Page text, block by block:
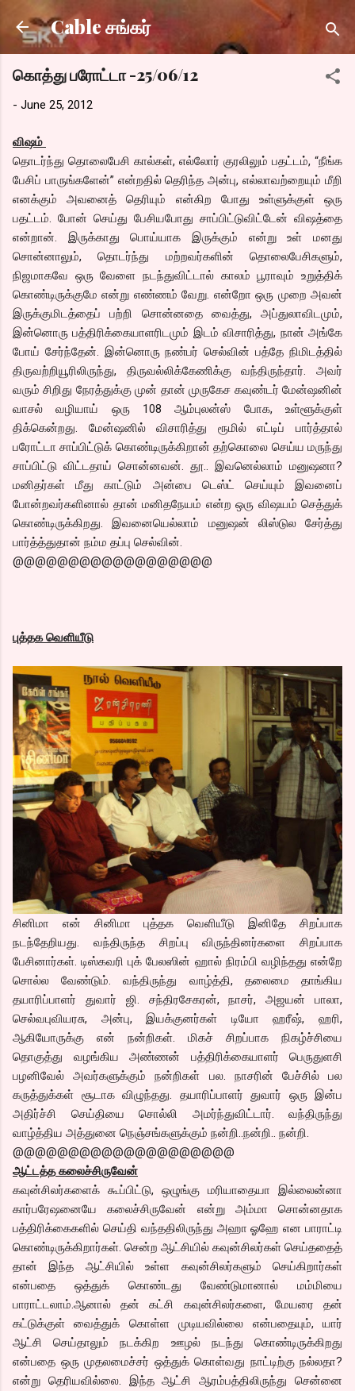
Skip to main content
Cable சங்கர்
கொத்து பரோட்டா -25/06/12
- June 25, 2012
விஷம்
தொடர்ந்து தொலைபேசி கால்கள், எல்லோர் குரலிலும் பதட்டம், “நீங்க
பேசிப் பாருங்களேன்” என்றதில் தெரிந்த அன்பு, எல்லாவற்றையும் மீறி
எனக்கும் அவனைத் தெரியும் என்கிற போது உள்ளுக்குள் ஒரு
பதட்டம். போன் செய்து பேசியபோது சாப்பிட்டுவிட்டேன் விஷத்தை
என்றான். இருக்காது பொய்யாக இருக்கும் என்று உள் மனது
சொன்னாலும், தொடர்ந்து மற்றவர்களின் தொலைபேசிகளும்,
நிஜமாகவே ஒரு வேளை நடந்துவிட்டால் காலம் பூராவும் உறுத்திக்
கொண்டிருக்குமே என்று எண்ணம் வேறு. என்றோ ஒரு முறை அவன்
இருக்குமிடத்தைப் பற்றி சொன்னதை வைத்து, அப்துலாவிடமும்,
இன்னொரு பத்திரிக்கையாளரிடமும் இடம் விசாரித்து, நான் அங்கே
போய் சேர்ந்தேன். இன்னொரு நண்பர் செல்வின் பத்தே நிமிடத்தில்
திருவற்றியூரிலிருந்து, திருவல்லிக்கேணிக்கு வந்திருந்தார். அவர்
வரும் சிறிது நேரத்துக்கு முன் தான் முருகேச கவுண்டர் மேன்ஷனின்
வாசல் வழியாய் ஒரு 108 ஆம்புலன்ஸ் போக, உள்ளூக்குள்
திக்கென்றது. மேன்ஷனில் விசாரித்து ரூமில் எட்டிப் பார்த்தால்
பரோட்டா சாப்பிட்டுக் கொண்டிருக்கிறான் தற்கொலை செய்ய மருந்து
சாப்பிட்டு விட்டதாய் சொன்னவன். தூ.. இவனெல்லாம் மனுஷனா?
மனிதர்கள் மீது காட்டும் அன்பை டெஸ்ட் செய்யும் இவனைப்
போன்றவர்களினால் தான் மனிதநேயம் என்ற ஒரு விஷயம் செத்துக்
கொண்டிருக்கிறது. இவனையெல்லாம் மனுஷன் லிஸ்டுல சேர்த்து
பார்த்த்துதான் நம்ம தப்பு செல்வின்.
@@@@@@@@@@@@@@@@@@
புத்தக வெளியீடு
சினிமா என் சினிமா புத்தக வெளியீடு இனிதே சிறப்பாக
நடந்தேறியது. வந்திருந்த சிறப்பு விருந்தினர்களை சிறப்பாக
பேசினார்கள். டிஸ்கவரி புக் பேலஸின் ஹால் நிரம்பி வழிந்தது என்றே
சொல்ல வேண்டும். வந்திருந்து வாழ்த்தி, தலைமை தாங்கிய
தயாரிப்பாளர் துவார் ஜி. சந்திரசேகரன், நாசர், அஜயன் பாலா,
செல்வபுவியரசு, அன்பு, இயக்குனர்கள் டியோ ஹரீஷ், ஹரி,
ஆகியோருக்கு என் நன்றிகள். மிகச் சிறப்பாக நிகழ்ச்சியை
தொகுத்து வழங்கிய அண்ணன் பத்திரிக்கையாளர் பெருதுளசி
பழனிவேல் அவர்களுக்கும் நன்றிகள் பல. நாசரின் பேச்சில் பல
கருத்துக்கள் சூடாக விழுந்தது. தயாரிப்பாளர் துவார் ஒரு இன்ப
அதிர்ச்சி செய்தியை சொல்லி அமர்ந்துவிட்டார். வந்திருந்து
வாழ்த்திய அத்துனை நெஞ்சங்களுக்கும் நன்றி..நன்றி.. நன்றி.
@@@@@@@@@@@@@@@@@@@@
ஆட்டத்த கலைச்சிருவேன்
கவுன்சிலர்களைக் கூப்பிட்டு, ஒழுங்கு மரியாதையா இல்லைன்னா
கார்பரேஷனையே கலைச்சிருவேன் என்று அம்மா சொன்னதாக
பத்திரிக்கைகளில் செய்தி வந்ததிலிருந்து அஹா ஓஹே என பாராட்டி
கொண்டிருக்கிறார்கள். சென்ற ஆட்சியில் கவுன்சிலர்கள் செய்ததைத்
தான் இந்த ஆட்சியில் உள்ள கவுன்சிலர்களும் செய்கிறார்கள்
என்பதை ஒத்துக் கொண்டது வேண்டுமானால் மம்மியை
பாராட்டலாம்.ஆனால் தன் கட்சி கவுன்சிலர்களை, மேயரை தன்
கட்டுக்குள் வைத்துக் கொள்ள முடியவில்லை என்பதையும், யார்
ஆட்சி செய்தாலும் நடக்கிற ஊழல் நடந்து கொண்டிருக்கிறது
என்பதை ஒரு முதலமைச்சர் ஒத்துக் கொள்வது நாட்டிற்கு நல்லதா?
என்று தெரியவில்லை. இந்த ஆட்சி ஆரம்பத்திலிருந்து சென்னை